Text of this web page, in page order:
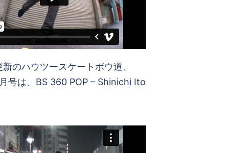
のハウツースケートボウ道、
号は、BS 360 POP – Shinichi Ito